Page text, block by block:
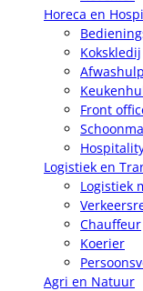
Horeca en
Kokskledij
Afwashulp
Front
Logistiek en
Logistiek
Chauffeur
Koerier
Agri en Natuur